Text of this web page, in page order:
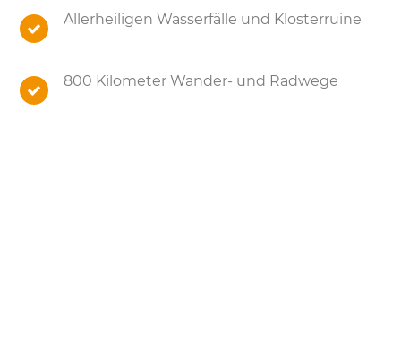
Allerheiligen Wasserfälle und Klosterruine
800 Kilometer Wander- und Radwege